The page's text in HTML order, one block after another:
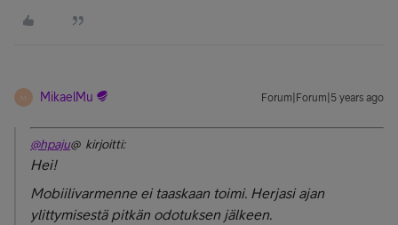
M MikaelMu Forum|Forum|5 years ago
@hpaju@ kirjoitti:
Hei!
Mobiilivarmenne ei taaskaan toimi. Herjasi ajan
ylittymisestä pitkän odotuksen jälkeen.